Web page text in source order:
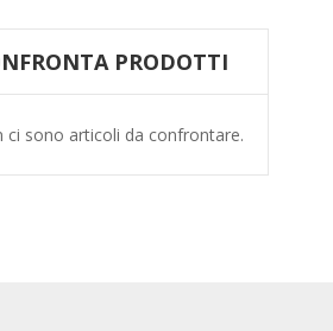
PRODOTTI
ci sono articoli da confrontare.